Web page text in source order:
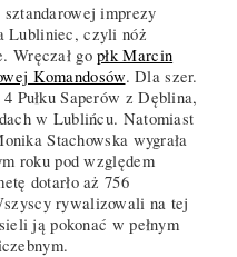
imprezy
Lubliniec, czyli nóż
Wręczał gopłk Marcin
Komandosów. Dla szer.
Pułku Saperów z Dęblina,
w Lublińcu. Natomiast
Stachowska wygrała
roku pod względem
dotarło aż 756
rywalizowali na tej
ją pokonać w pełnym